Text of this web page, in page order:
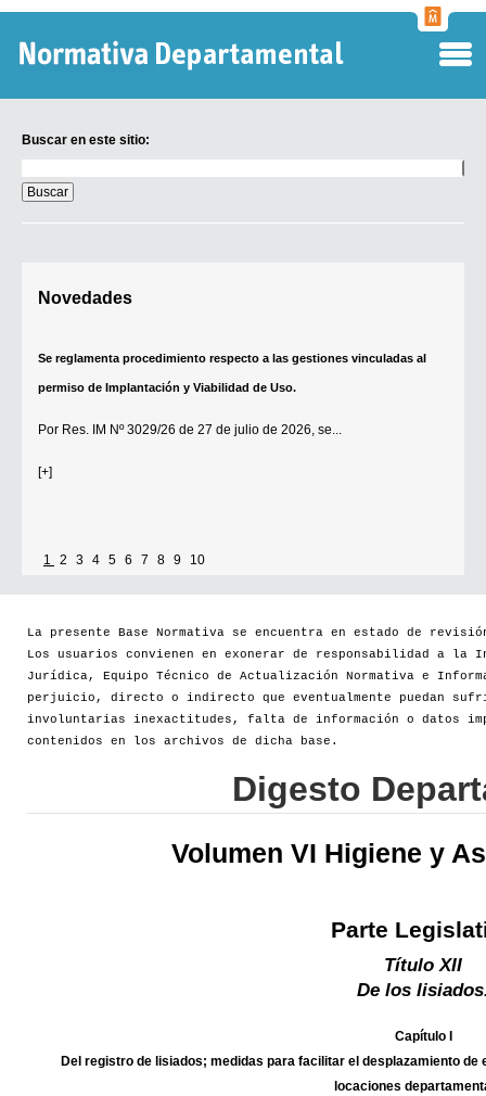
Buscar en este sitio:
en
este
sitio:
Novedades
Se reglamenta procedimiento respecto a las gestiones vinculadas al
permiso de Implantación y Viabilidad de Uso.
Por Res. IM Nº 3029/26 de 27 de julio de 2026, se...
[+]
1 2 3 4 5 6 7 8 9 10
La presente Base Normativa se encuentra en estado de
Los usuarios convienen en exonerar de responsabilidad a la
Jurídica, Equipo Técnico de Actualización Normativa e
perjuicio, directo o indirecto que eventualmente puedan
involuntarias inexactitudes, falta de información o datos
contenidos en los archivos de dicha base.
Digesto
Volumen VI Higiene y
Parte
Título XII
De los
Capítulo I
Del registro de lisiados; medidas para facilitar el desplazamiento
locaciones